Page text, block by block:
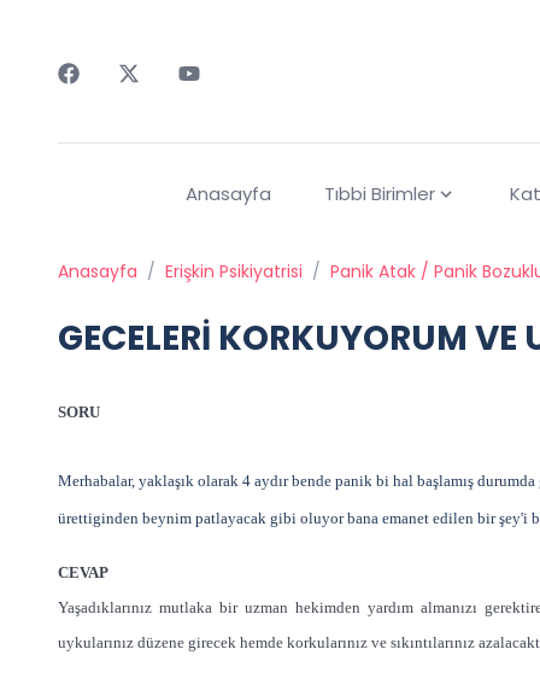
Anasayfa Tıbbi Birimler
Anasayfa / Erişkin Psikiyatrisi / Panik Atak / Panik
GECELERİ KORKUYORUM
SORU
Merhabalar, yaklaşık olarak 4 aydır bende panik bi hal başlamış
ürettiginden beynim patlayacak gibi oluyor bana emanet edilen bir şey'i
CEVAP
Yaşadıklarınız mutlaka bir uzman hekimden yardım almanızı
uykularınız düzene girecek hemde korkularınız ve sıkıntılarınız